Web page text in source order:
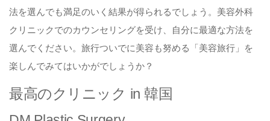
法を選んでも満足のいく結果が得られるでしょう。美容外科
クリニックでのカウンセリングを受け、自分に最適な方法を
選んでください。旅行ついでに美容も努める「美容旅行」を
楽しんでみてはいかがでしょうか？
最高のクリニック in 韓国